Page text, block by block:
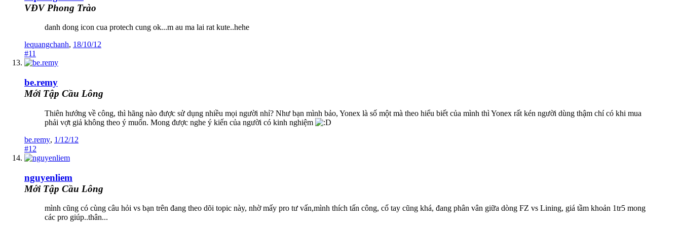
VĐV Phong Trào
danh dong icon cua protech cung ok...m au ma lai rat kute..hehe
lequangchanh, 18/10/12
#11
be.remy
Mới Tập Cầu Lông
Thiên hướng về công, thì hãng nào được sử dụng nhiều mọi người nhỉ? Như bạn mình bảo, Yonex là số một mà theo hiểu biết của mình thì Yonex rất kén người dùng thậm chí có khi mua
phải vợt giả không theo ý muốn. Mong được nghe ý kiến của người có kinh nghiệm
be.remy, 1/12/12
#12
nguyenliem
Mới Tập Cầu Lông
mình cũng có cùng câu hỏi vs bạn trên đang theo dõi topic này, nhờ mấy pro tư vấn,mình thích tấn công, cổ tay cũng khá, đang phân vân giữa dòng FZ vs Lining, giá tầm khoản 1tr5 mong
các pro giúp..thân...